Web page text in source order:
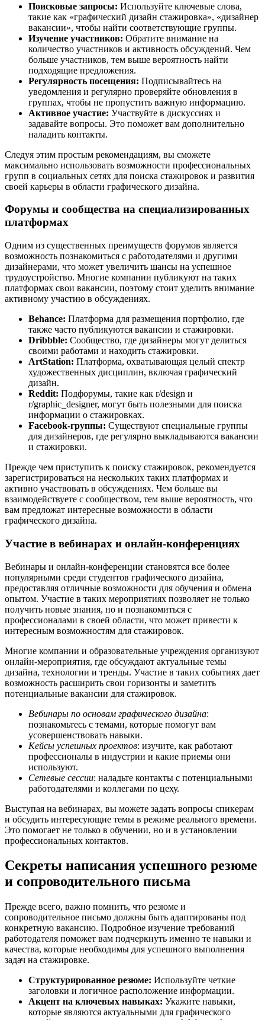
Поисковые запросы: Используйте ключевые слова,
такие как «графический дизайн стажировка», «дизайнер
вакансии», чтобы найти соответствующие группы.
Изучение участников: Обратите внимание на
количество участников и активность обсуждений. Чем
больше участников, тем выше вероятность найти
подходящие предложения.
Регулярность посещения: Подписывайтесь на
уведомления и регулярно проверяйте обновления в
группах, чтобы не пропустить важную информацию.
Активное участие: Участвуйте в дискуссиях и
задавайте вопросы. Это поможет вам дополнительно
наладить контакты.
Следуя этим простым рекомендациям, вы сможете
максимально использовать возможности профессиональных
групп в социальных сетях для поиска стажировок и развития
своей карьеры в области графического дизайна.
Форумы и сообщества на специализированных
платформах
Одним из существенных преимуществ форумов является
возможность познакомиться с работодателями и другими
дизайнерами, что может увеличить шансы на успешное
трудоустройство. Многие компании публикуют на таких
платформах свои вакансии, поэтому стоит уделить внимание
активному участию в обсуждениях.
Behance: Платформа для размещения портфолио, где
также часто публикуются вакансии и стажировки.
Dribbble: Сообщество, где дизайнеры могут делиться
своими работами и находить стажировки.
ArtStation: Платформа, охватывающая целый спектр
художественных дисциплин, включая графический
дизайн.
Reddit: Подфорумы, такие как r/design и
r/graphic_designer, могут быть полезными для поиска
информации о стажировках.
Facebook-группы: Существуют специальные группы
для дизайнеров, где регулярно выкладываются вакансии
и стажировки.
Прежде чем приступить к поиску стажировок, рекомендуется
зарегистрироваться на нескольких таких платформах и
активно участвовать в обсуждениях. Чем больше вы
взаимодействуете с сообществом, тем выше вероятность, что
вам предложат интересные возможности в области
графического дизайна.
Участие в вебинарах и онлайн-конференциях
Вебинары и онлайн-конференции становятся все более
популярными среди студентов графического дизайна,
предоставляя отличные возможности для обучения и обмена
опытом. Участие в таких мероприятиях позволяет не только
получить новые знания, но и познакомиться с
профессионалами в своей области, что может привести к
интересным возможностям для стажировок.
Многие компании и образовательные учреждения организуют
онлайн-мероприятия, где обсуждают актуальные темы
дизайна, технологии и тренды. Участие в таких событиях дает
возможность расширить свои горизонты и заметить
потенциальные вакансии для стажировок.
Вебинары по основам графического дизайна:
познакомьтесь с темами, которые помогут вам
усовершенствовать навыки.
Кейсы успешных проектов: изучите, как работают
профессионалы в индустрии и какие приемы они
используют.
Сетевые сессии: наладьте контакты с потенциальными
работодателями и коллегами по цеху.
Выступая на вебинарах, вы можете задать вопросы спикерам
и обсудить интересующие темы в режиме реального времени.
Это помогает не только в обучении, но и в установлении
профессиональных контактов.
Секреты написания успешного резюме
и сопроводительного письма
Прежде всего, важно помнить, что резюме и
сопроводительное письмо должны быть адаптированы под
конкретную вакансию. Подробное изучение требований
работодателя поможет вам подчеркнуть именно те навыки и
качества, которые необходимы для успешного выполнения
задач на стажировке.
Структурированное резюме: Используйте четкие
заголовки и логичное расположение информации.
Акцент на ключевых навыках: Укажите навыки,
которые являются актуальными для графического